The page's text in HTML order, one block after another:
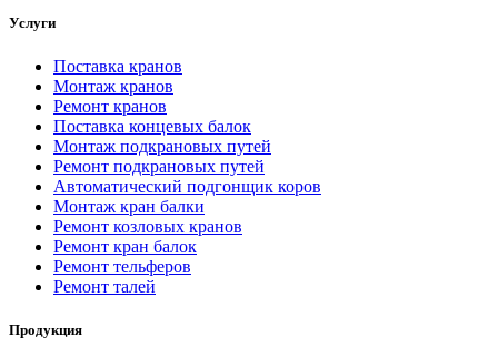
Услуги
Поставка кранов
Монтаж кранов
Ремонт кранов
Поставка концевых балок
Монтаж подкрановых путей
Ремонт подкрановых путей
Автоматический подгонщик коров
Монтаж кран балки
Ремонт козловых кранов
Ремонт кран балок
Ремонт тельферов
Ремонт талей
Продукция